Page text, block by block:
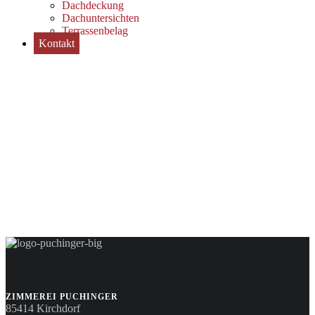
Dachdeckung
Dachuntersichten
Terrassenbelag
Kontakt
ZIMMEREI PUCHINGER
85414 Kirchdorf